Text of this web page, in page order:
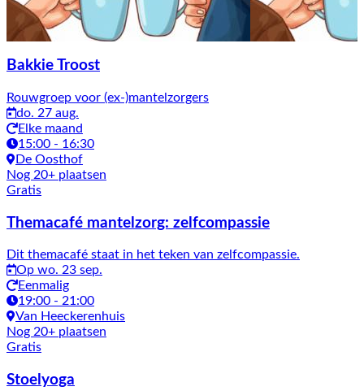
Bakkie Troost
Rouwgroep voor (ex-)mantelzorgers
do. 27 aug.
Elke maand
15:00 - 16:30
De Oosthof
Nog 20+ plaatsen
Gratis
Themacafé mantelzorg: zelfcompassie
Dit themacafé staat in het teken van zelfcompassie.
Op wo. 23 sep.
Eenmalig
19:00 - 21:00
Van Heeckerenhuis
Nog 20+ plaatsen
Gratis
Stoelyoga